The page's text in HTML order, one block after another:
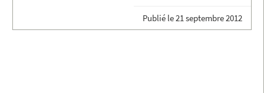
Publié le21 septembre 2012